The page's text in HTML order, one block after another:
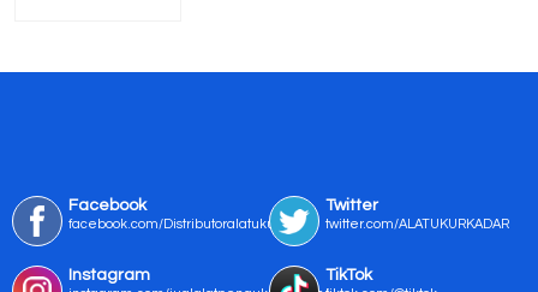
Facebook
facebook.com/Distributoralatukur
Twitter
twitter.com/ALATUKURKADAR
Instagram TikTok